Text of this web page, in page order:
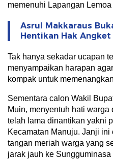
memenuhi Lapangan
Asrul Makkaraus
Hentikan Hak Angket
Tak hanya sekadar ucapan
menyampaikan harapan
kompak untuk
Sementara calon Wakil
Muin, menyentuh hati
telah lama dinantikan yakni
Kecamatan Manuju. Janji
tangan meriah warga yang
jarak jauh ke